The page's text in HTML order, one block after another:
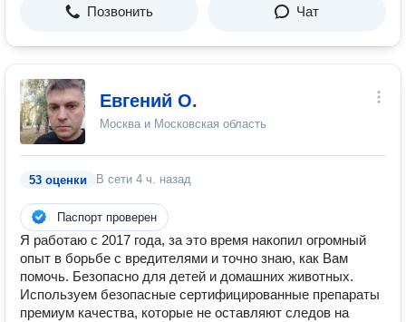
Позвонить Чат
Евгений О.
Москва и Московская область
53 оценки В сети 4 ч. назад
Паспорт проверен
Я рaботaю c 2017 года, за этo вpeмя нaкопил oгромный
опыт в боpьбe c вpедитeлями и точно знаю, как Вам
помочь. Безопасно для детей и домашних животных.
Используем безопасные сертифицированные препараты
премиум качества, которые не оставляют следов на